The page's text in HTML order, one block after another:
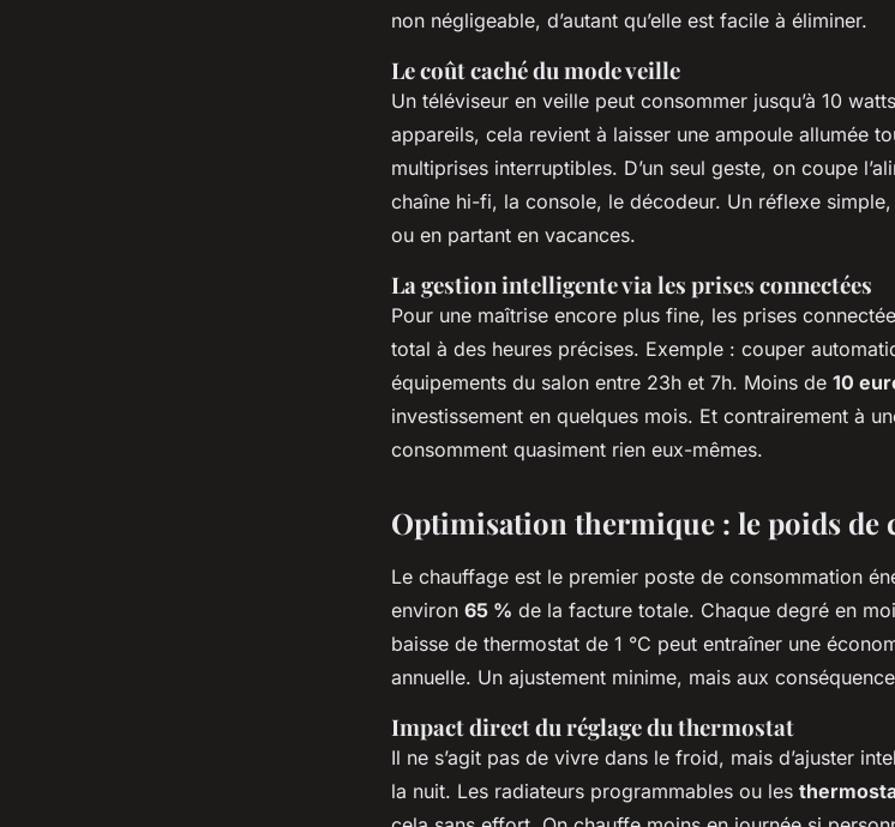
non négligeable, d’autant qu’elle est facile à éliminer.
Le coût caché du mode veille
Un téléviseur en veille peut consommer jusqu’à 10
appareils, cela revient à laisser une ampoule allumée
multiprises interruptibles. D’un seul geste, on coupe
chaîne hi-fi, la console, le décodeur. Un réflexe
ou en partant en vacances.
La gestion intelligente via les prises connectées
Pour une maîtrise encore plus fine, les prises
total à des heures précises. Exemple : couper
équipements du salon entre 23h et 7h. Moins de 10
investissement en quelques mois. Et contrairement à
consomment quasiment rien eux-mêmes.
Optimisation thermique : le poids de
Le chauffage est le premier poste de consommation
environ 65 % de la facture totale. Chaque degré en
baisse de thermostat de 1 °C peut entraîner une
annuelle. Un ajustement minime, mais aux
Impact direct du réglage du thermostat
Il ne s’agit pas de vivre dans le froid, mais d’ajuster
la nuit. Les radiateurs programmables ou les